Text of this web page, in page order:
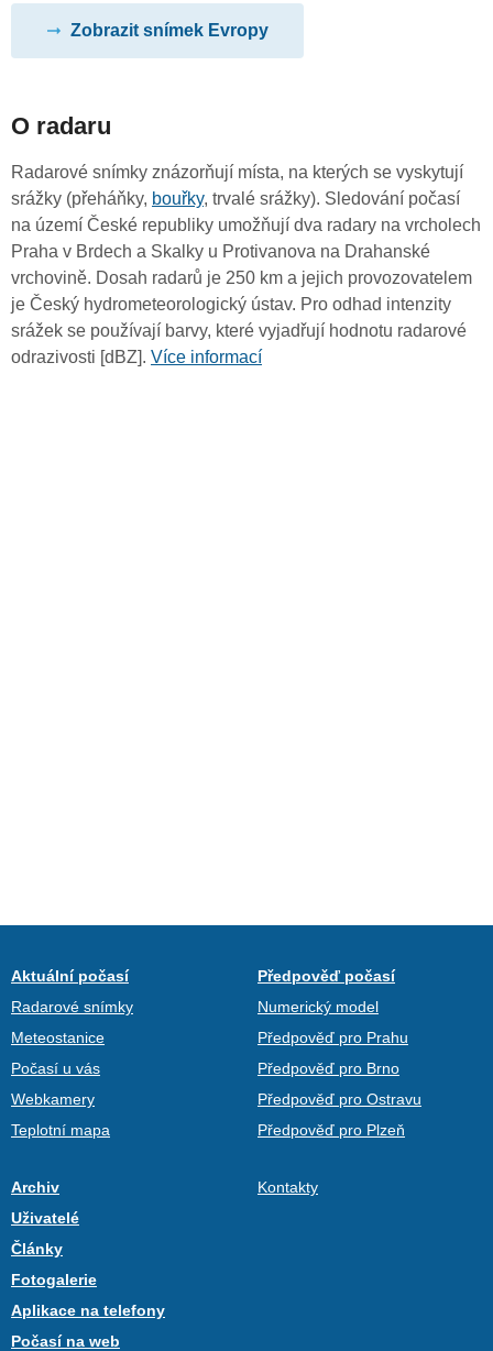
Zobrazit snímek Evropy
O radaru
Radarové snímky znázorňují místa, na kterých se vyskytují
srážky (přeháňky, bouřky, trvalé srážky). Sledování počasí
na území České republiky umožňují dva radary na vrcholech
Praha v Brdech a Skalky u Protivanova na Drahanské
vrchovině. Dosah radarů je 250 km a jejich provozovatelem
je Český hydrometeorologický ústav. Pro odhad intenzity
srážek se používají barvy, které vyjadřují hodnotu radarové
odrazivosti [dBZ]. Více informací
Aktuální počasí
Radarové snímky
Meteostanice
Počasí u vás
Webkamery
Teplotní mapa
Předpověď počasí
Numerický model
Předpověď pro Prahu
Předpověď pro Brno
Předpověď pro Ostravu
Předpověď pro Plzeň
Archiv
Uživatelé
Články
Fotogalerie
Aplikace na telefony
Počasí na web
Kontakty